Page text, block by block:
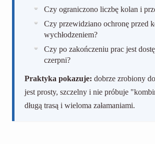
Czy ograniczono liczbę kolan i
Czy przewidziano ochronę przed
wychłodzeniem?
Czy po zakończeniu prac jest
czerpni?
Praktyka pokazuje: dobrze zrobiony
jest prosty, szczelny i nie próbuje
długą trasą i wieloma załamaniami.